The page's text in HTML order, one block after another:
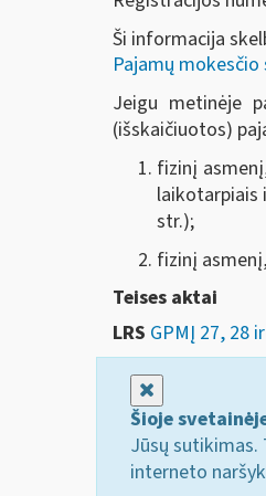
Ši informacija
Pajamų
Jeigu metinėje
(išskaičiuotos)
fizinį
laikotarpiais
str.);
fizinį
Teises aktai
LRS GPMĮ 27, 28
Šioje
Jūsų
interneto